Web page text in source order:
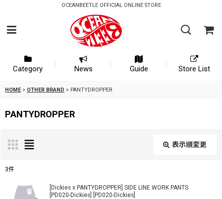
OCEANBEETLE OFFICIAL ONLINE STORE
Category News Guide Store List
HOME > OTHER BRAND > PANTYDROPPER
PANTYDROPPER
表示順変更
表示数
3件
[Dickies x PANTYDROPPER] SIDE LINE WORK PANTS
[PD020-Dickies]
PD020-Dickies